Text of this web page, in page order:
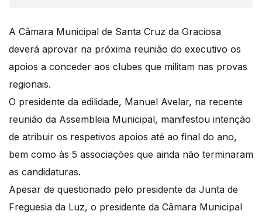
A Câmara Municipal de Santa Cruz da Graciosa
deverá aprovar na próxima reunião do executivo os
apoios a conceder aos clubes que militam nas provas
regionais.
O presidente da edilidade, Manuel Avelar, na recente
reunião da Assembleia Municipal, manifestou intenção
de atribuir os respetivos apoios até ao final do ano,
bem como às 5 associações que ainda não terminaram
as candidaturas.
Apesar de questionado pelo presidente da Junta de
Freguesia da Luz, o presidente da Câmara Municipal